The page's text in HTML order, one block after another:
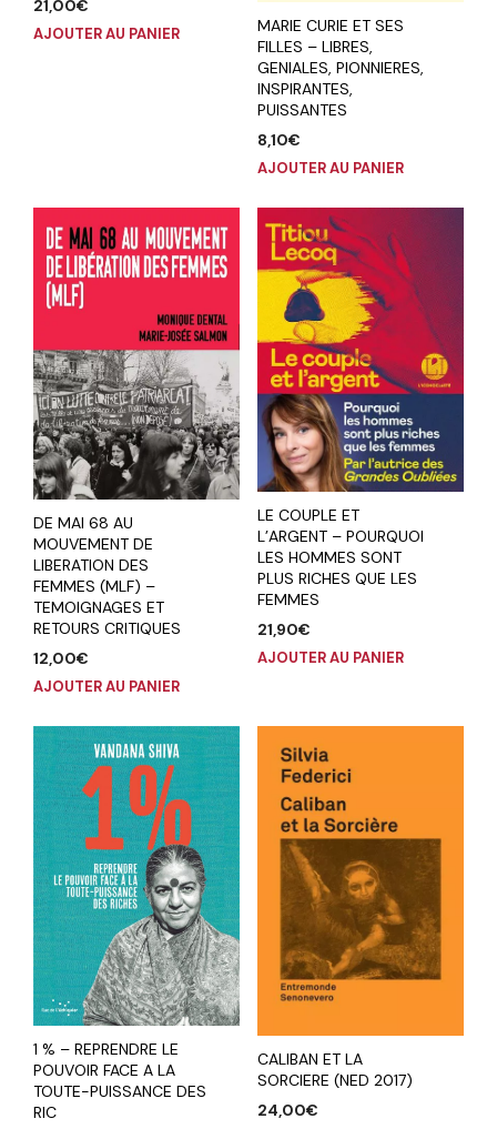
21,00€
AJOUTER AU PANIER
MARIE CURIE ET SES
FILLES – LIBRES,
GENIALES, PIONNIERES,
INSPIRANTES,
PUISSANTES
8,10€
AJOUTER AU PANIER
DE MAI 68 AU
MOUVEMENT DE
LIBERATION DES
FEMMES (MLF) –
TEMOIGNAGES ET
RETOURS CRITIQUES
12,00€
AJOUTER AU PANIER
LE COUPLE ET
L’ARGENT – POURQUOI
LES HOMMES SONT
PLUS RICHES QUE LES
FEMMES
21,90€
AJOUTER AU PANIER
1 % – REPRENDRE LE
POUVOIR FACE A LA
TOUTE-PUISSANCE DES
RIC
CALIBAN ET LA
SORCIERE (NED 2017)
24,00€